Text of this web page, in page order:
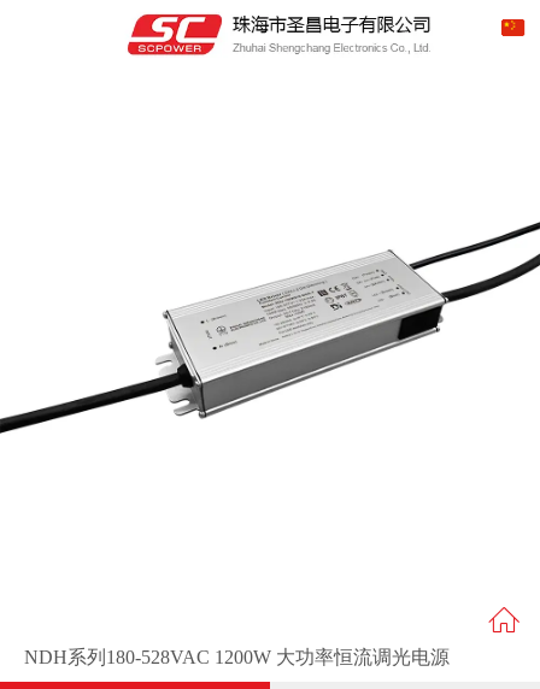
NDH系列180-528VAC 1200W 大功率恒流调光电源